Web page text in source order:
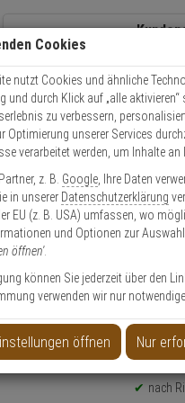
Kontaktservice
Mo. - Do.: 8:00 - 16:30 Fr. 8:00 -
Zutritt
PX-1 Pyrexx PX-1 V3-Q
Swarovski
nach
Cookies
nutzt Cookies und ähnliche
und durch Klick auf „alle
zu verbessern,
Optimierung unserer Services
verarbeitet werden, um Inhalte
z. B. Google , Ihre Daten
in unserer Datenschutzerklärung
EU (z. B. USA) umfassen, wo
und Optionen zur
öffnen'.
können Sie jederzeit über den
verwenden wir nur
öffnen Nur